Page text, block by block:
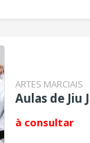
ARTES MARCIAIS
Aulas de Jiu
à consultar